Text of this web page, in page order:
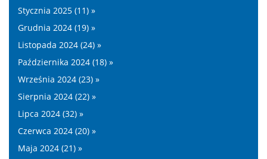
Stycznia 2025 (11) »
Grudnia 2024 (19) »
Listopada 2024 (24) »
Października 2024 (18) »
Września 2024 (23) »
Sierpnia 2024 (22) »
Lipca 2024 (32) »
Czerwca 2024 (20) »
Maja 2024 (21) »